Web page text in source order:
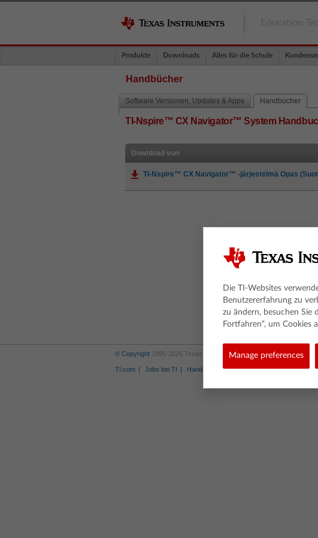
Produkte Downloads Alles für die Schule
Handbücher
Software Versionen, Updates & Apps Handbücher
TI-Nspire™ CX Navigator™ System
Download von
TI-Nspire™ CX Navigator™ -järjestelmä Opas
© Copyright 1995-2026 Texas Instruments Incorporated. Alle Rechte
TI.com Jobs bei TI Handelsmarke Privacy Policy Link
Die TI-Websites
Benutzererfahrung zu
zu ändern, besuchen Sie
Fortfahren“, um Cookies
Manage preferences